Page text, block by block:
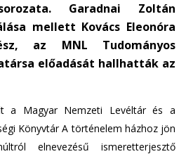
Garadnai Zoltán
mellett Kovács Eleonóra
az MNL Tudományos
előadását hallhatták az
a Magyar Nemzeti Levéltár és a
Könyvtár A történelem házhoz jön
elnevezésű ismeretterjesztő